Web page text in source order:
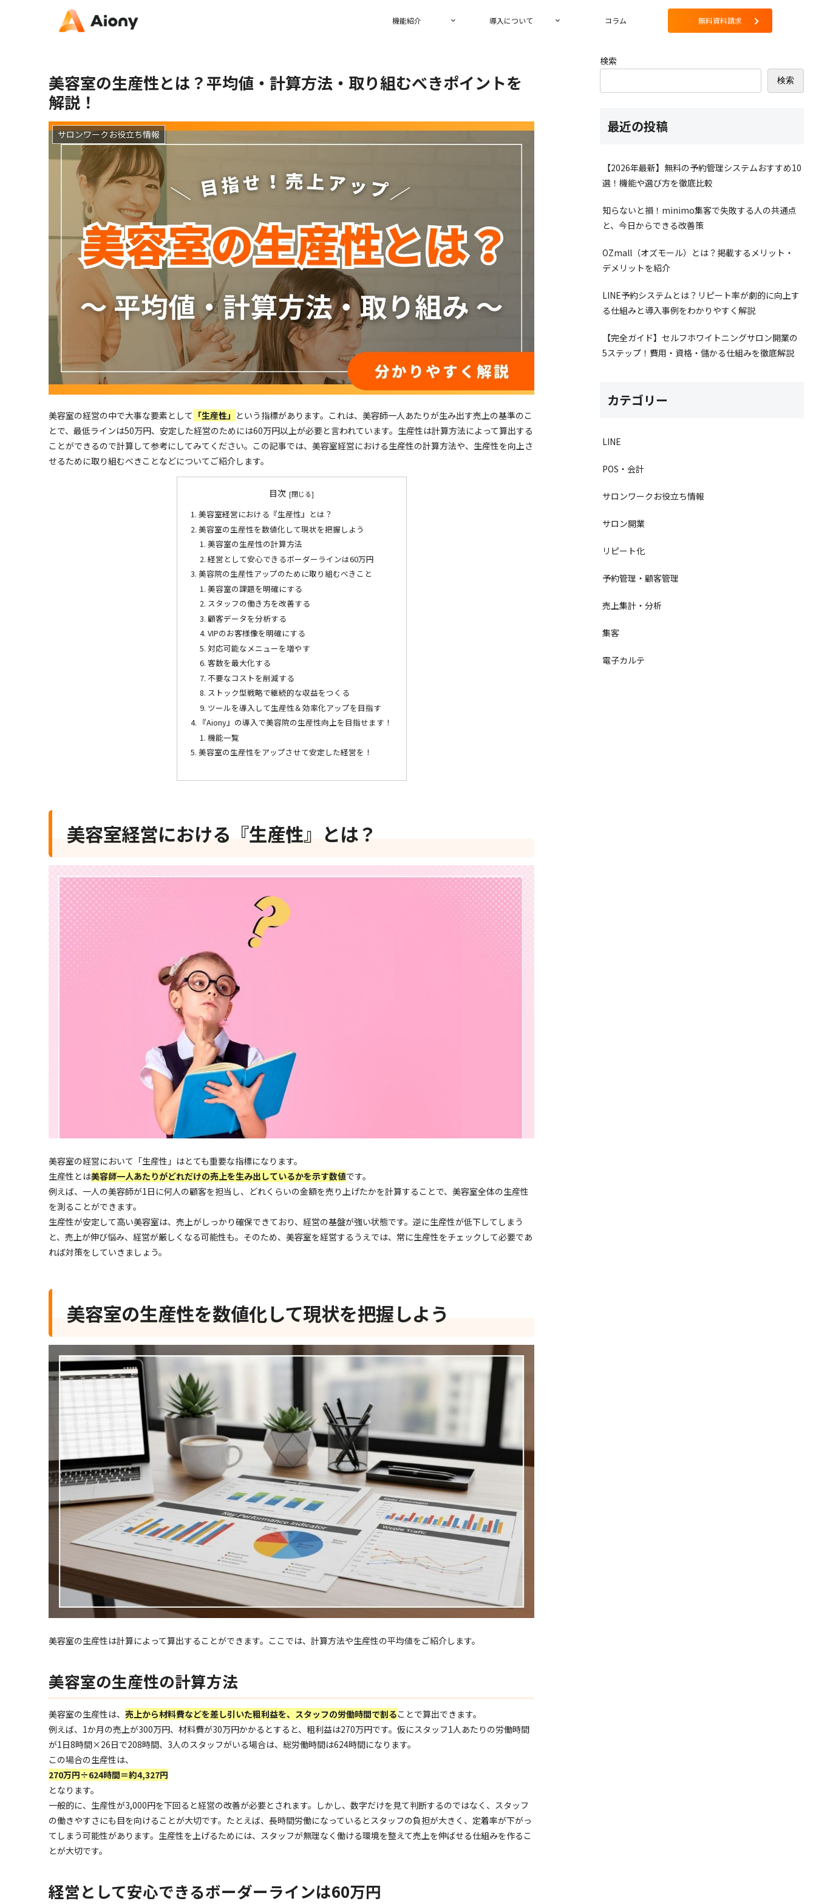
機能紹介 導入について コラム 無料資料請求
美容室の生産性とは？平均値・計算方法・取り組むべきポイントを
解説！
サロンワークお役立ち情報
美容室の経営の中で大事な要素として 「生産性」 という指標があります。これは、美容師一人あたりが生み出す売上の基準のこ
とで、最低ラインは50万円、安定した経営のためには60万円以上が必要と言われています。生産性は計算方法によって算出する
ことができるので計算して参考にしてみてください。この記事では、美容室経営における生産性の計算方法や、生産性を向上さ
せるために取り組むべきことなどについてご紹介します。
目次
美容室経営における『生産性』とは？
美容室の生産性を数値化して現状を把握しよう
美容室の生産性の計算方法
経営として安心できるボーダーラインは60万円
美容院の生産性アップのために取り組むべきこと
美容室の課題を明確にする
スタッフの働き方を改善する
顧客データを分析する
VIPのお客様像を明確にする
対応可能なメニューを増やす
客数を最大化する
不要なコストを削減する
ストック型戦略で継続的な収益をつくる
ツールを導入して生産性＆効率化アップを目指す
『Aiony』の導入で美容院の生産性向上を目指せます！
機能一覧
美容室の生産性をアップさせて安定した経営を！
美容室経営における『生産性』とは？
美容室の経営において「生産性」はとても重要な指標になります。
生産性とは美容師一人あたりがどれだけの売上を生み出しているかを示す数値です。
例えば、一人の美容師が1日に何人の顧客を担当し、どれくらいの金額を売り上げたかを計算することで、美容室全体の生産性
を測ることができます。
生産性が安定して高い美容室は、売上がしっかり確保できており、経営の基盤が強い状態です。逆に生産性が低下してしまう
と、売上が伸び悩み、経営が厳しくなる可能性も。そのため、美容室を経営するうえでは、常に生産性をチェックして必要であ
れば対策をしていきましょう。
美容室の生産性を数値化して現状を把握しよう
美容室の生産性は計算によって算出することができます。ここでは、計算方法や生産性の平均値をご紹介します。
美容室の生産性の計算方法
美容室の生産性は、 売上から材料費などを差し引いた粗利益を、スタッフの労働時間で割ることで算出できます。
例えば、1か月の売上が300万円、材料費が30万円かかるとすると、粗利益は270万円です。仮にスタッフ1人あたりの労働時間
が1日8時間×26日で208時間、3人のスタッフがいる場合は、総労働時間は624時間になります。
この場合の生産性は、
270万円÷624時間＝約4,327円
となります。
一般的に、生産性が3,000円を下回ると経営の改善が必要とされます。しかし、数字だけを見て判断するのではなく、スタッフ
の働きやすさにも目を向けることが大切です。たとえば、長時間労働になっているとスタッフの負担が大きく、定着率が下がっ
てしまう可能性があります。生産性を上げるためには、スタッフが無理なく働ける環境を整えて売上を伸ばせる仕組みを作るこ
とが大切です。
経営として安心できるボーダーラインは60万円
検索
検索
最近の投稿
【2026年最新】無料の予約管理システムおすすめ10
選！機能や選び方を徹底比較
知らないと損！minimo集客で失敗する人の共通点
と、今日からできる改善策
OZmall（オズモール）とは？掲載するメリット・
デメリットを紹介
LINE予約システムとは？リピート率が劇的に向上す
る仕組みと導入事例をわかりやすく解説
【完全ガイド】セルフホワイトニングサロン開業の
5ステップ！費用・資格・儲かる仕組みを徹底解説
カテゴリー
LINE
POS・会計
サロンワークお役立ち情報
サロン開業
リピート化
予約管理・顧客管理
売上集計・分析
集客
電子カルテ